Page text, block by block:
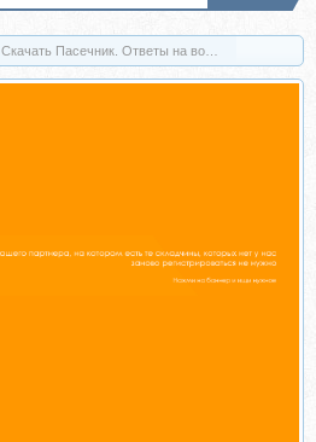
Скачать Пасечник. Ответы на вопросы, которые